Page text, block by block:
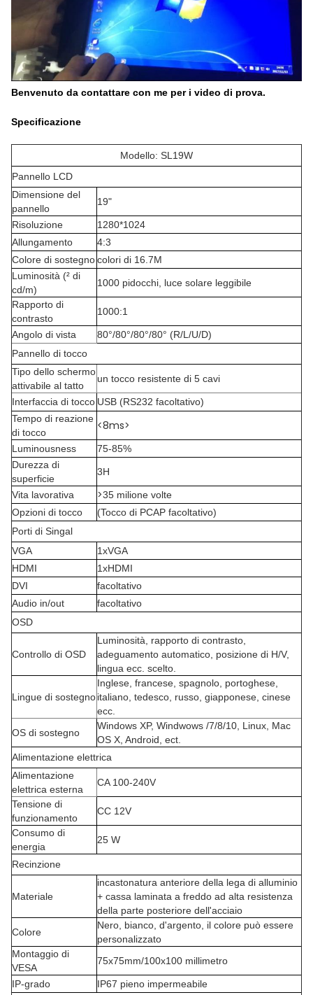
Benvenuto da contattare con me per i video di prova.
Specificazione
Modello: SL19W
Pannello LCD
Dimensione del
pannello
19"
Risoluzione
1280*1024
Allungamento
4:3
Colore di sostegnocolori di 16.7M
Luminosità (² di
cd/m)
1000 pidocchi, luce solare leggibile
Rapporto di
contrasto
1000:1
Angolo di vista
80°/80°/80°/80° (R/L/U/D)
Pannello di tocco
Tipo dello schermo
attivabile al tatto
un tocco resistente di 5 cavi
Interfaccia di tocco USB (RS232 facoltativo)
Tempo di reazione
di tocco
<8ms>
Luminousness
75-85%
Durezza di
superficie
3H
Vita lavorativa >35 milione volte
Opzioni di tocco
(Tocco di PCAP facoltativo)
Porti di Singal
VGA
1xVGA
HDMI
1xHDMI
DVI
facoltativo
Audio in/out
facoltativo
OSD
Controllo di OSD
Luminosità, rapporto di contrasto,
adeguamento automatico, posizione di H/V,
lingua ecc. scelto.
Lingue di sostegno
Inglese, francese, spagnolo, portoghese,
italiano, tedesco, russo, giapponese, cinese
ecc.
OS di sostegno
Windows XP, Windwows /7/8/10, Linux, Mac
OS X, Android, ect.
Alimentazione elettrica
Alimentazione
elettrica esterna
CA 100-240V
Tensione di
funzionamento
CC 12V
Consumo di
energia
25 W
Recinzione
Materiale
incastonatura anteriore della lega di alluminio
+ cassa laminata a freddo ad alta resistenza
della parte posteriore dell'acciaio
Colore
Nero, bianco, d'argento, il colore può essere
personalizzato
Montaggio di
VESA
75x75mm/100x100 millimetro
IP-grado
IP67 pieno impermeabile